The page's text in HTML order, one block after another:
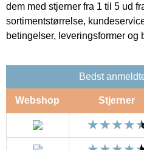
dem med stjerner fra 1 til 5 ud
sortimentstørrelse,
betingelser, leveringsformer og
Bedst
Webshop Stjerner